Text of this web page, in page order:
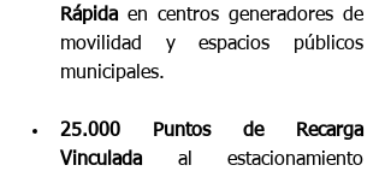
Rápida en centros generadores de
movilidad y espacios públicos
municipales.
25.000 Puntos de Recarga
Vinculada al estacionamiento